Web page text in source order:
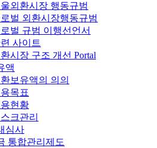
외환시장 행동규범
벌 외환시장행동규범
벌 규범 이행선언서
사이트
시장 구조 개선 Portal
액
보유액의 의의
목표
현황
크관리
심사
통합관리제도